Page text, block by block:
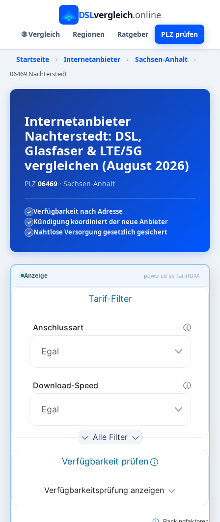
DSLvergleich.online
🌐 Vergleich Regionen Ratgeber PLZ prüfen
Startseite › Internetanbieter › Sachsen-Anhalt
›
06469 Nachterstedt
Internetanbieter
Nachterstedt: DSL,
Glasfaser & LTE/5G
vergleichen (August 2026)
PLZ 06469 · Sachsen-Anhalt
Verfügbarkeit nach Adresse
Kündigung koordiniert der neue Anbieter
Nahtlose Versorgung gesetzlich gesichert
Anzeige powered by TariffUXX